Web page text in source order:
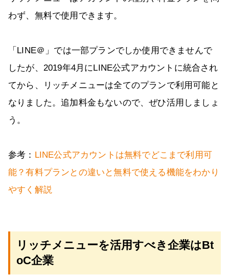
わず、無料で使用できます。
「LINE＠」では一部プランでしか使用できませんで
したが、2019年4月にLINE公式アカウントに統合され
てから、リッチメニューは全てのプランで利用可能と
なりました。追加料金もないので、ぜひ活用しましょ
う。
参考： LINE公式アカウントは無料でどこまで利用可
能？有料プランとの違いと無料で使える機能をわかり
やすく解説
リッチメニューを活用すべき企業はBt
oC企業